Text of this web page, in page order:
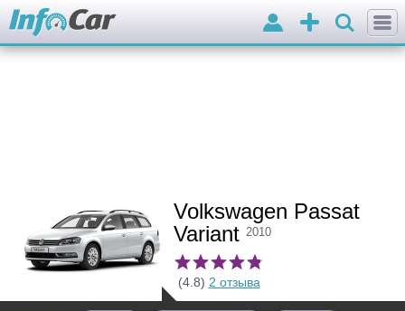
Добавить
объявление
Войти
Volkswagen Passat
Variant 2010
(4.8) 2 отзыва